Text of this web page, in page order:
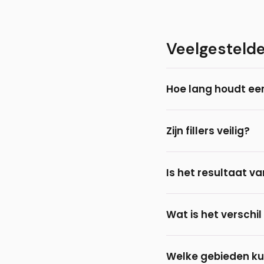
Hoe lang houdt
maanden kan het
Zijn fillers veilig?
andere
Is het resultaat
maximaal.
Wat is het
Botox is geschikt
Welke gebieden